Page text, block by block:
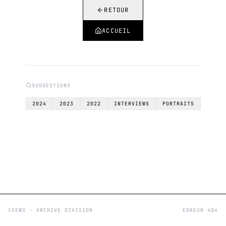
RETOUR
ACCUEIL
SUGGESTIONS
2024 2023 2022 INTERVIEWS PORTRAITS
VIEWS - ARCHIVE DIVISION ERREUR 404